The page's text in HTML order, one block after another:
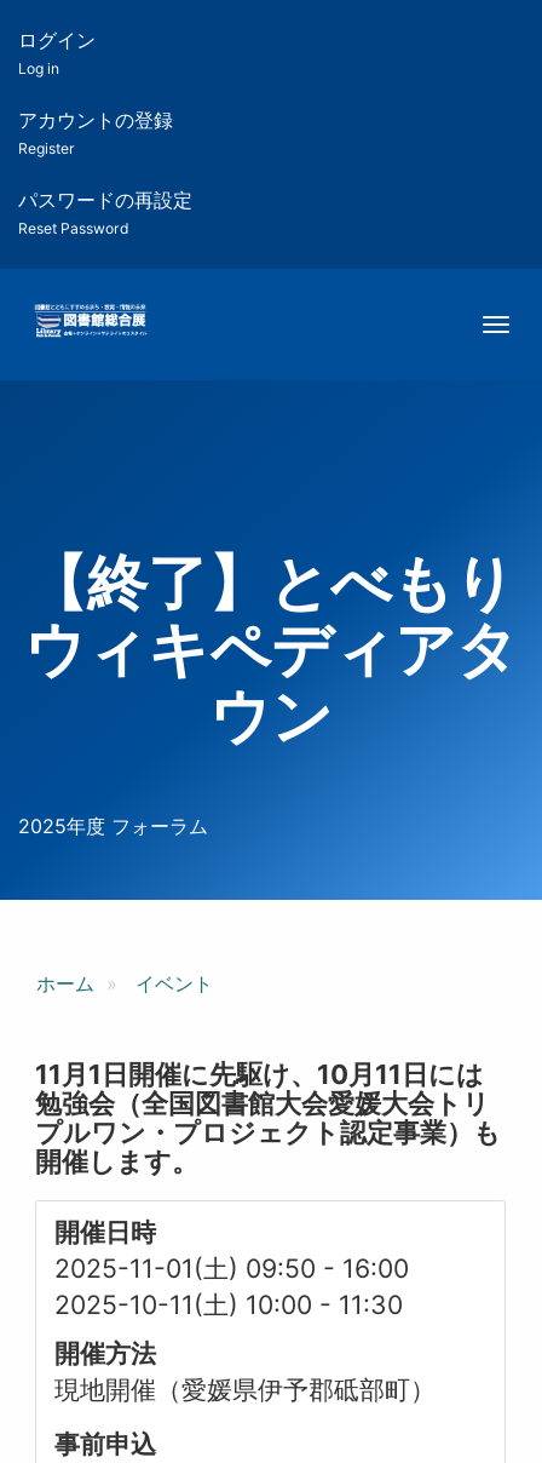
ツ
匿
名
ユ
ー
ー
用
メ
ログイン
Log in
アカウントの登録
Register
パスワードの再設定
Reset Password
【終了】とべもり
ウィキペディアタ
ウン
2025年度 フォーラム
ホーム イベント
11月1日開催に先駆け、10月11日には
勉強会（全国図書館大会愛媛大会トリ
プルワン・プロジェクト認定事業）も
開催します。
開催日時
2025-11-01(土) 09:50 - 16:00
2025-10-11(土) 10:00 - 11:30
開催方法
現地開催（愛媛県伊予郡砥部町）
事前申込